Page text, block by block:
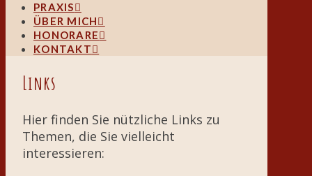
PRAXIS
ÜBER MICH
HONORARE
KONTAKT
Links
Hier finden Sie nützliche Links zu
Themen, die Sie vielleicht
interessieren: